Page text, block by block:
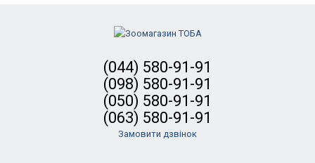
(044) 580-91-91
(098) 580-91-91
(050) 580-91-91
(063) 580-91-91
Замовити дзвінок